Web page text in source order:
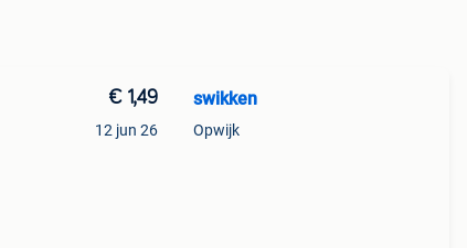
€ 1,49
12 jun 26
swikken
Opwijk